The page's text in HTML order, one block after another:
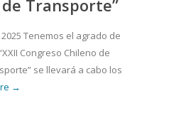
Transporte”
Tenemos el agrado de
Congreso Chileno de
se llevará a cabo los
→